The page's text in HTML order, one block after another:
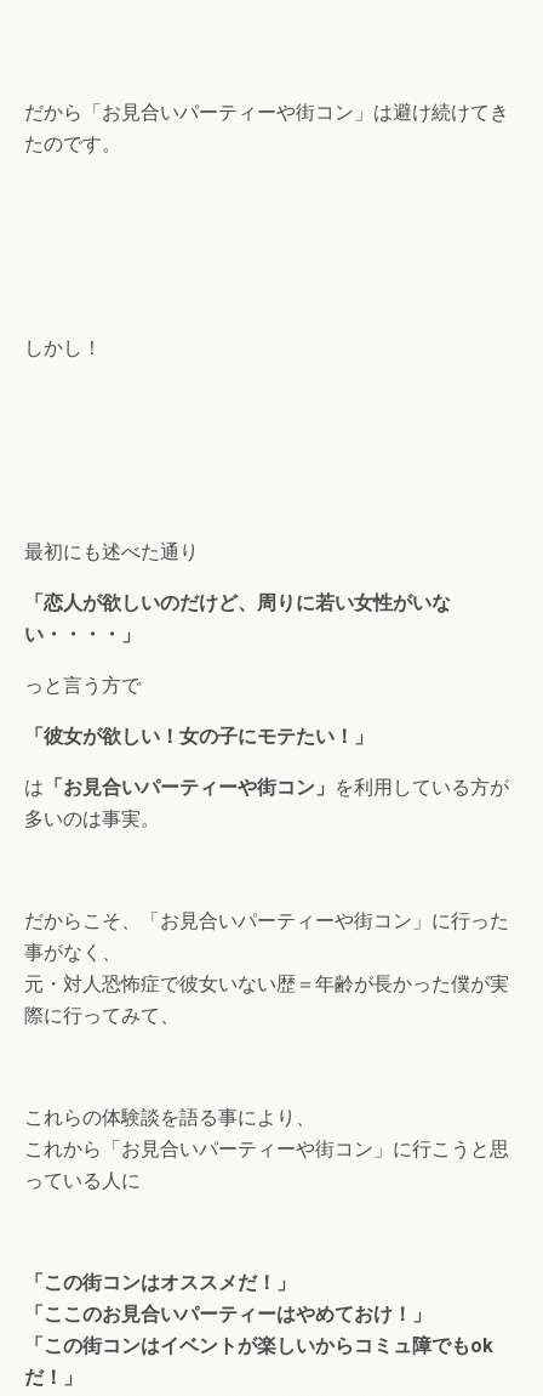
だから「お見合いパーティーや街コン」は避け続けてき
たのです。
しかし！
最初にも述べた通り
「恋人が欲しいのだけど、周りに若い女性がいな
い・・・・」
っと言う方で
「彼女が欲しい！女の子にモテたい！」
は 「お見合いパーティーや街コン」 を利用している方が
多いのは事実。
だからこそ、「お見合いパーティーや街コン」に行った
事がなく、
元・対人恐怖症で彼女いない歴＝年齢が長かった僕が実
際に行ってみて、
これらの体験談を語る事により、
これから「お見合いパーティーや街コン」に行こうと思
っている人に
「この街コンはオススメだ！」
「ここのお見合いパーティーはやめておけ！」
「この街コンはイベントが楽しいからコミュ障でもok
だ！」